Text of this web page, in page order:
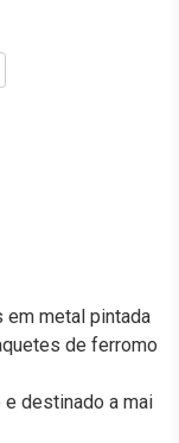
em metal pintada
de ferromo
e destinado a mai